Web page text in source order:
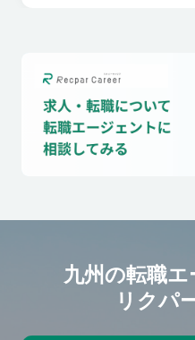
九州の転職
リクパ